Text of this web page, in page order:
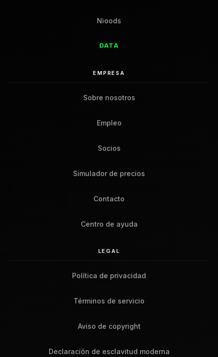
Nioods
DATA
EMPRESA
Sobre nosotros
Empleo
Socios
Simulador de precios
Contacto
Centro de ayuda
LEGAL
Política de privacidad
Términos de servicio
Aviso de copyright
Declaración de esclavitud moderna